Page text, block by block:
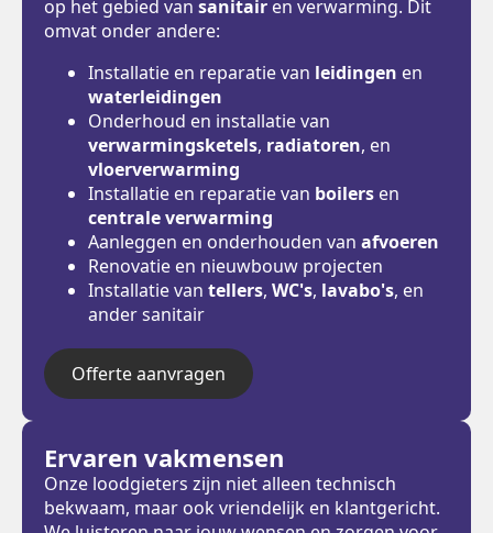
op het gebied van sanitair en verwarming. Dit
omvat onder andere:
Installatie en reparatie van leidingen en
waterleidingen
Onderhoud en installatie van
verwarmingsketels, radiatoren, en
vloerverwarming
Installatie en reparatie van boilers en
centrale verwarming
Aanleggen en onderhouden van afvoeren
Renovatie en nieuwbouw projecten
Installatie van tellers, WC's, lavabo's, en
ander sanitair
Offerte aanvragen
Ervaren vakmensen
Onze loodgieters zijn niet alleen technisch
bekwaam, maar ook vriendelijk en klantgericht.